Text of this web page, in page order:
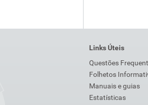
Links Úteis
Questões
Folhetos
Manuais e guias
Estatísticas